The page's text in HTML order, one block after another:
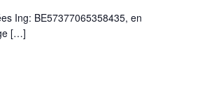
Ing: BE57377065358435, en
[…]